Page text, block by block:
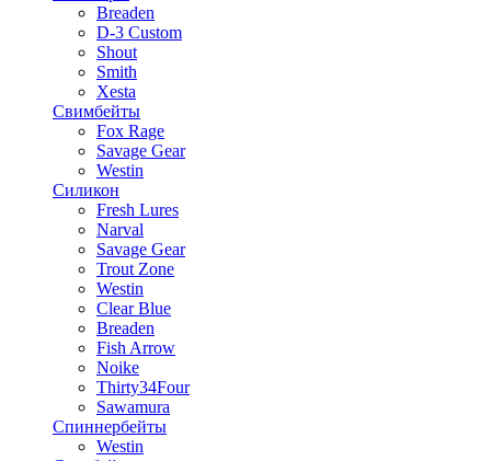
Breaden
D-3 Custom
Shout
Smith
Xesta
Свимбейты
Fox Rage
Savage Gear
Westin
Силикон
Fresh Lures
Narval
Savage Gear
Trout Zone
Westin
Clear Blue
Breaden
Fish Arrow
Noike
Thirty34Four
Sawamura
Спиннербейты
Westin